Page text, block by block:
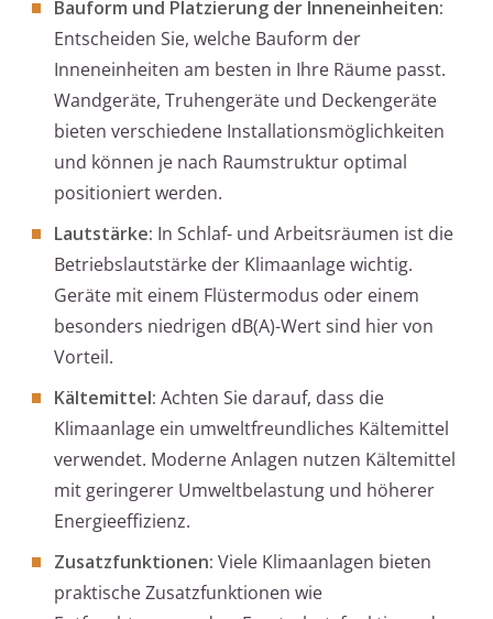
Bauform und Platzierung der Inneneinheiten:
Entscheiden Sie, welche Bauform der
Inneneinheiten am besten in Ihre Räume passt.
Wandgeräte, Truhengeräte und Deckengeräte
bieten verschiedene Installationsmöglichkeiten
und können je nach Raumstruktur optimal
positioniert werden.
Lautstärke: In Schlaf- und Arbeitsräumen ist die
Betriebslautstärke der Klimaanlage wichtig.
Geräte mit einem Flüstermodus oder einem
besonders niedrigen dB(A)-Wert sind hier von
Vorteil.
Kältemittel: Achten Sie darauf, dass die
Klimaanlage ein umweltfreundliches Kältemittel
verwendet. Moderne Anlagen nutzen Kältemittel
mit geringerer Umweltbelastung und höherer
Energieeffizienz.
Zusatzfunktionen: Viele Klimaanlagen bieten
praktische Zusatzfunktionen wie